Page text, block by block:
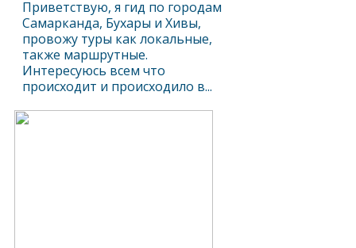
Приветствую, я гид по городам
Самарканда, Бухары и Хивы,
провожу туры как локальные,
также маршрутные.
Интересуюсь всем что
происходит и происходило в...